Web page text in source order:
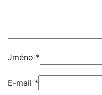
Jméno *
E-mail *